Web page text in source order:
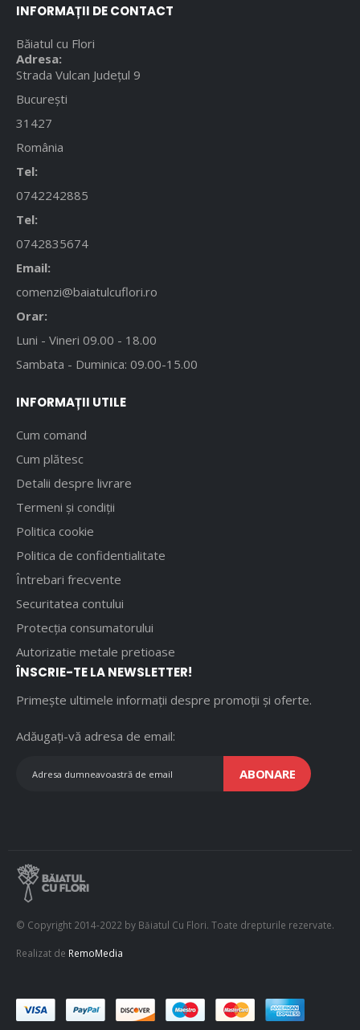
INFORMAȚII DE CONTACT
Băiatul cu Flori
Adresa:
Strada Vulcan Județul 9
București
31427
România
Tel:
0742242885
Tel:
0742835674
Email:
comenzi@baiatulcuflori.ro
Orar:
Luni - Vineri 09.00 - 18.00
Sambata - Duminica: 09.00-15.00
INFORMAȚII UTILE
Cum comand
Cum plătesc
Detalii despre livrare
Termeni și condiții
Politica cookie
Politica de confidentialitate
Întrebari frecvente
Securitatea contului
Protecția consumatorului
Autorizatie metale pretioase
ÎNSCRIE-TE LA NEWSLETTER!
Primește ultimele informații despre promoții și oferte.
Adăugați-vă adresa de email:
ABONARE
© Copyright 2014-2022 by Băiatul Cu Flori. Toate drepturile rezervate.
Realizat de RemoMedia